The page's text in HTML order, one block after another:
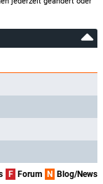
F Forum N Blog/News